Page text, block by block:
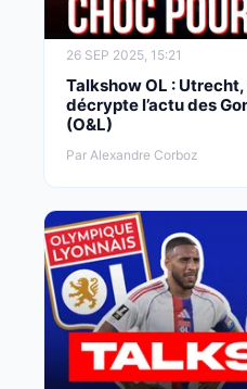
26 SEP 2025, 15:21
Talkshow OL : Utrecht,
décrypte l’actu des
(O&L)
Par Alexandre Corboz